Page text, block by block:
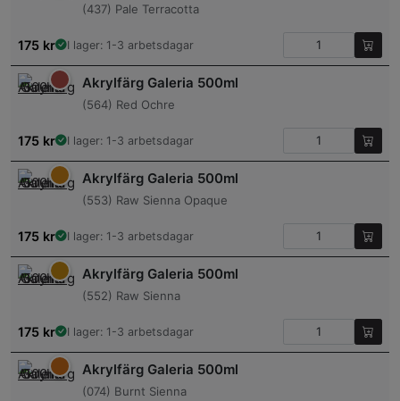
(437) Pale Terracotta
175 kr I lager: 1-3 arbetsdagar
Akrylfärg Galeria 500ml
(564) Red Ochre
175 kr I lager: 1-3 arbetsdagar
Akrylfärg Galeria 500ml
(553) Raw Sienna Opaque
175 kr I lager: 1-3 arbetsdagar
Akrylfärg Galeria 500ml
(552) Raw Sienna
175 kr I lager: 1-3 arbetsdagar
Akrylfärg Galeria 500ml
(074) Burnt Sienna